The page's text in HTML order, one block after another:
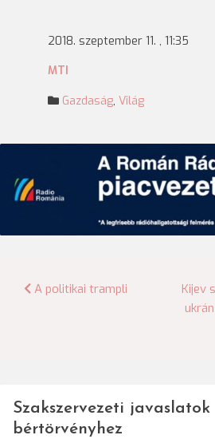
2018. szeptember 11. , 11:35
MTI
Gazdaság, Világ
Bejegyzés
A politikai trampli
Kijev
Szakszervezeti javaslatok
bértörvényhez